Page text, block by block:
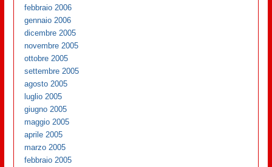
febbraio 2006
gennaio 2006
dicembre 2005
novembre 2005
ottobre 2005
settembre 2005
agosto 2005
luglio 2005
giugno 2005
maggio 2005
aprile 2005
marzo 2005
febbraio 2005